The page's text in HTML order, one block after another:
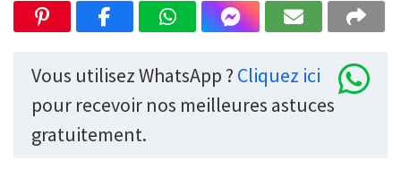
Vous utilisez WhatsApp ? Cliquez ici
pour recevoir nos meilleures astuces
gratuitement.